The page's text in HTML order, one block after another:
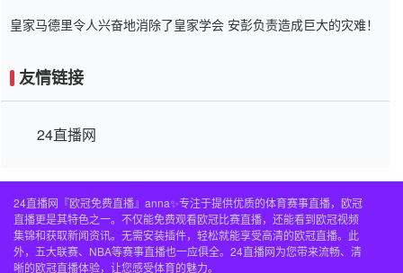
皇家马德里令人兴奋地消除了皇家学会 安彭负责造成巨大的灾难！
友情链接
24直播网
24直播网『欧冠免费直播』anna✨专注于提供优质的体育赛事直播，欧冠
直播更是其特色之一。不仅能免费观看欧冠比赛直播，还能看到欧冠视频
集锦和获取新闻资讯。无需安装插件，轻松就能享受高清的欧冠直播。此
外，五大联赛、NBA等赛事直播也一应俱全。24直播网为您带来流畅、清
晰的欧冠直播体验，让您感受体育的魅力。